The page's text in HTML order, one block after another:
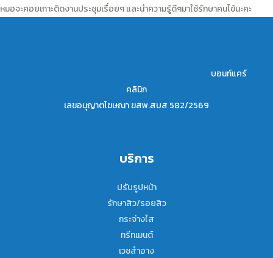
หมอจะคอยเกาะติดงานประชุมเรื่อยๆ และนำความรู้ดีๆมาใช้รักษาคนไข้นะคะ
บอนท์แคร์
คลินิก
เลขอนุญาตโฆษณา ฆสพ.สบส 582/2569
บริการ
ปรับรูปหน้า
รักษาสิว/รอยสิว
กระจ่างใส
ทรีทเมนต์
เวชสำอาง